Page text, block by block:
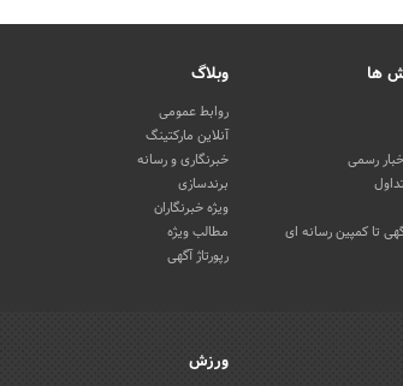
ها
رسمی
تا کمپین رسانه ای
وبلاگ
روابط عمومی
آنلاین مارکتینگ
خبرنگاری و رسانه
برندسازی
ویژه خبرنگاران
مطالب ویژه
رپورتاژ آگهی
ورزش